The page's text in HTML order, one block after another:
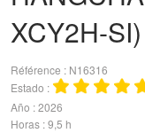
XCY2H-SI)
Référence
N16316
Estado
Año 2026
Horas 9,5 h